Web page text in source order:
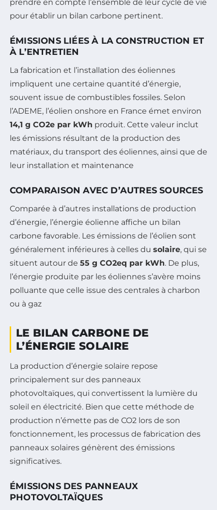
prendre en compte l’ensemble de leur cycle de vie
pour établir un bilan carbone pertinent.
ÉMISSIONS LIÉES À LA CONSTRUCTION ET
À L’ENTRETIEN
La fabrication et l’installation des éoliennes
impliquent une certaine quantité d’énergie,
souvent issue de combustibles fossiles. Selon
l’ADEME, l’éolien onshore en France émet environ
14,1 g CO2e par kWh produit. Cette valeur inclut
les émissions résultant de la production des
matériaux, du transport des éoliennes, ainsi que de
leur installation et maintenance
COMPARAISON AVEC D’AUTRES SOURCES
Comparée à d’autres installations de production
d’énergie, l’énergie éolienne affiche un bilan
carbone favorable. Les émissions de l’éolien sont
généralement inférieures à celles du solaire, qui se
situent autour de 55 g CO2eq par kWh. De plus,
l’énergie produite par les éoliennes s’avère moins
polluante que celle issue des centrales à charbon
ou à gaz
LE BILAN CARBONE DE
L’ÉNERGIE SOLAIRE
La production d’énergie solaire repose
principalement sur des panneaux
photovoltaïques, qui convertissent la lumière du
soleil en électricité. Bien que cette méthode de
production n’émette pas de CO2 lors de son
fonctionnement, les processus de fabrication des
panneaux solaires génèrent des émissions
significatives.
ÉMISSIONS DES PANNEAUX
PHOTOVOLTAÏQUES